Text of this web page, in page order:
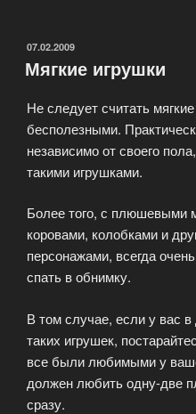
ОПУБЛИКОВАНО
07.02.2009
Мягкие игрушки
Не следует считать
бесполезными.
независимо от своего
такими игрушками.
Более того, с плюшевыми
коровами, колобками и
персонажами, всегда
спать в обнимку.
В том случае, если у вас
таких игрушек,
все были любимыми у
должен любить одну-две
сразу.